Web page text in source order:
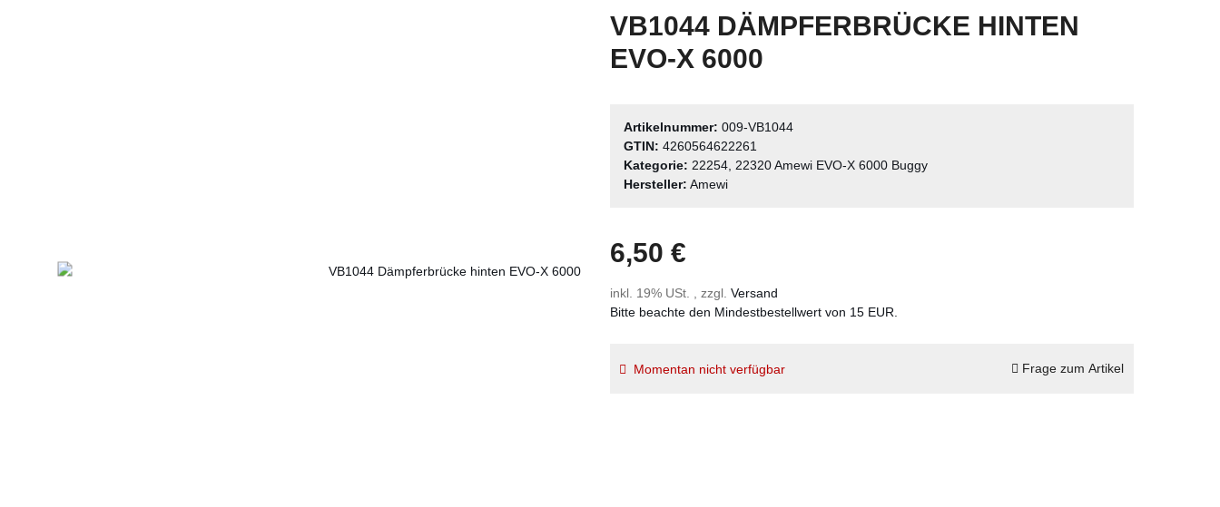
VB1044 DÄMPFERBRÜCKE HINTEN
EVO-X 6000
Artikelnummer: 009-VB1044
GTIN: 4260564622261
Kategorie: 22254, 22320 Amewi EVO-X 6000 Buggy
Hersteller: Amewi
6,50 €
inkl. 19% USt. , zzgl. Versand
Bitte beachte den Mindestbestellwert von 15 EUR.
Momentan nicht verfügbar Frage zum Artikel